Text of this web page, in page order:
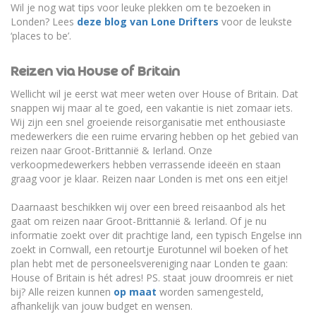
Wil je nog wat tips voor leuke plekken om te bezoeken in
Londen? Lees deze blog van Lone Drifters voor de leukste
‘places to be’.
Reizen via House of Britain
Wellicht wil je eerst wat meer weten over House of Britain. Dat
snappen wij maar al te goed, een vakantie is niet zomaar iets.
Wij zijn een snel groeiende reisorganisatie met enthousiaste
medewerkers die een ruime ervaring hebben op het gebied van
reizen naar Groot-Brittannië & Ierland. Onze
verkoopmedewerkers hebben verrassende ideeën en staan
graag voor je klaar. Reizen naar Londen is met ons een eitje!
Daarnaast beschikken wij over een breed reisaanbod als het
gaat om reizen naar Groot-Brittannië & Ierland. Of je nu
informatie zoekt over dit prachtige land, een typisch Engelse inn
zoekt in Cornwall, een retourtje Eurotunnel wil boeken of het
plan hebt met de personeelsvereniging naar Londen te gaan:
House of Britain is hét adres! PS. staat jouw droomreis er niet
bij? Alle reizen kunnen op maat worden samengesteld,
afhankelijk van jouw budget en wensen.